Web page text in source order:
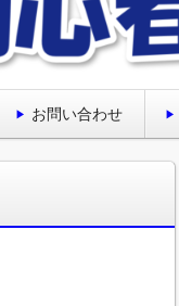
お問い合わせ